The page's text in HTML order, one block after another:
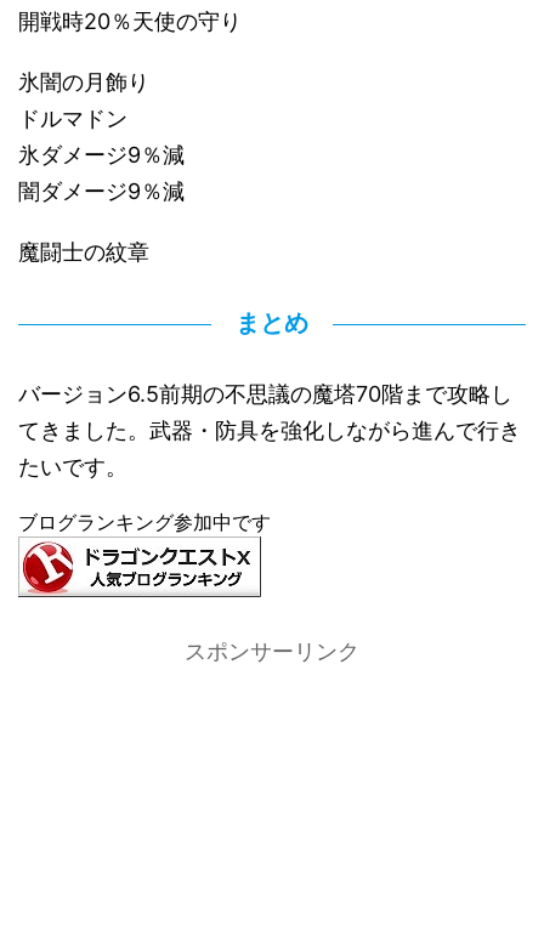
開戦時20％天使の守り
氷闇の月飾り
ドルマドン
氷ダメージ9％減
闇ダメージ9％減
魔闘士の紋章
まとめ
バージョン6.5前期の不思議の魔塔70階まで攻略し
てきました。武器・防具を強化しながら進んで行き
たいです。
ブログランキング参加中です
スポンサーリンク